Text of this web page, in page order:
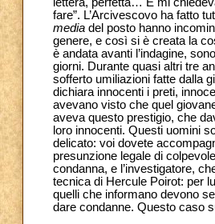
lettera, perfetta… E mi
fare”. L’Arcivescovo ha fatto
media del posto hanno
genere, e così si è creata la
è andata avanti l’indagine,
giorni. Durante quasi altri tre
sofferto umiliazioni fatte dalla
dichiara innocenti i preti,
avevano visto che quel
aveva questo prestigio, che
loro innocenti. Questi uomini
delicato: voi dovete
presunzione legale di
condanna, e l’investigatore,
tecnica di Hercule Poirot: per
quelli che informano devono
dare condanne. Questo caso